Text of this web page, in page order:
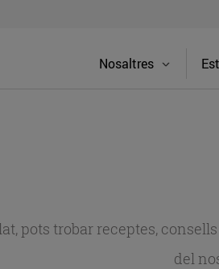
Nosaltres
pots trobar receptes,
del